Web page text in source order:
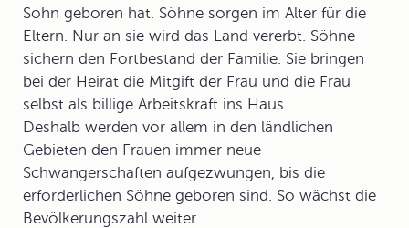
Sohn geboren hat. Söhne sorgen im Alter für die
Eltern. Nur an sie wird das Land vererbt. Söhne
sichern den Fortbestand der Familie. Sie bringen
bei der Heirat die Mitgift der Frau und die Frau
selbst als billige Arbeitskraft ins Haus.
Deshalb werden vor allem in den ländlichen
Gebieten den Frauen immer neue
Schwangerschaften aufgezwungen, bis die
erforderlichen Söhne geboren sind. So wächst die
Bevölkerungszahl weiter.